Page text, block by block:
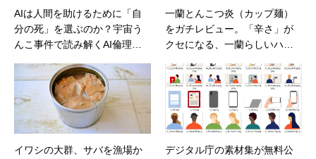
AIは人間を助けるために「自
分の死」を選ぶのか？宇宙う
んこ事件で読み解くAI倫理の
一蘭とんこつ炎（カップ麺）
をガチレビュー。「辛さ」が
クセになる、一蘭らしいハイ
味や特徴、通常の一蘭との違
いなども
イワシの大群、サバを漁場か
デジタル庁の素材集が無料公